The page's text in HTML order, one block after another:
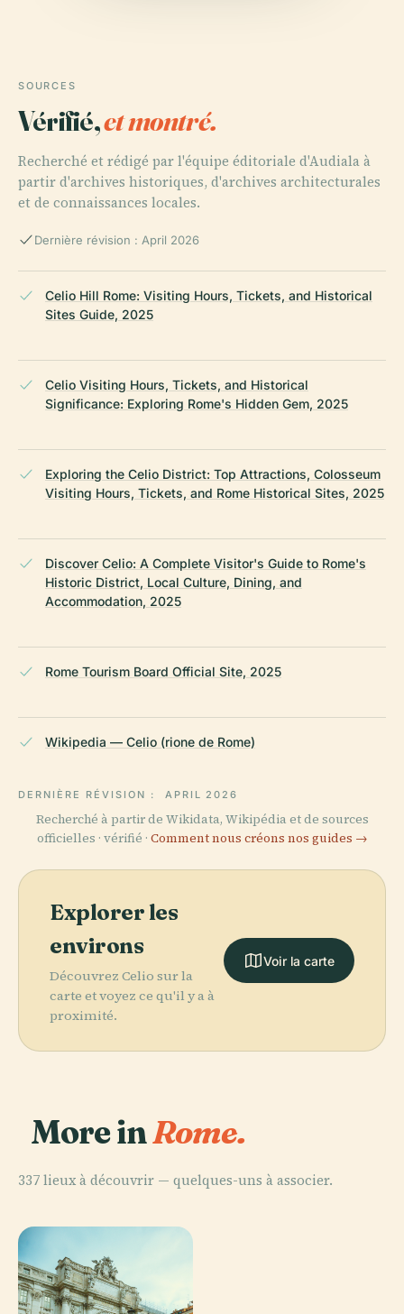
SOURCES
Vérifié,et montré.
Recherché et rédigé par l'équipe éditoriale d'Audiala à
partir d'archives historiques, d'archives architecturales
et de connaissances locales.
Dernière révision : April 2026
Celio Hill Rome: Visiting Hours, Tickets, and Historical
Sites Guide, 2025
Celio Visiting Hours, Tickets, and Historical
Significance: Exploring Rome's Hidden Gem, 2025
Exploring the Celio District: Top Attractions, Colosseum
Visiting Hours, Tickets, and Rome Historical Sites, 2025
Discover Celio: A Complete Visitor's Guide to Rome's
Historic District, Local Culture, Dining, and
Accommodation, 2025
Rome Tourism Board Official Site, 2025
Wikipedia — Celio (rione de Rome)
DERNIÈRE RÉVISION : APRIL 2026
Recherché à partir de Wikidata, Wikipédia et de sources
officielles · vérifié · Comment nous créons nos guides →
Explorer les
environs
Découvrez Celio sur la
carte et voyez ce qu'il y a à
proximité.
Voir la carte
More inRome.
337 lieux à découvrir — quelques-uns à associer.